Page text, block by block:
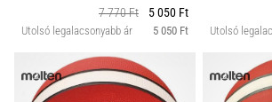
7 770 Ft
5 050 Ft
Utolsó legalacsonyabb ár 5 050 Ft Utolsó